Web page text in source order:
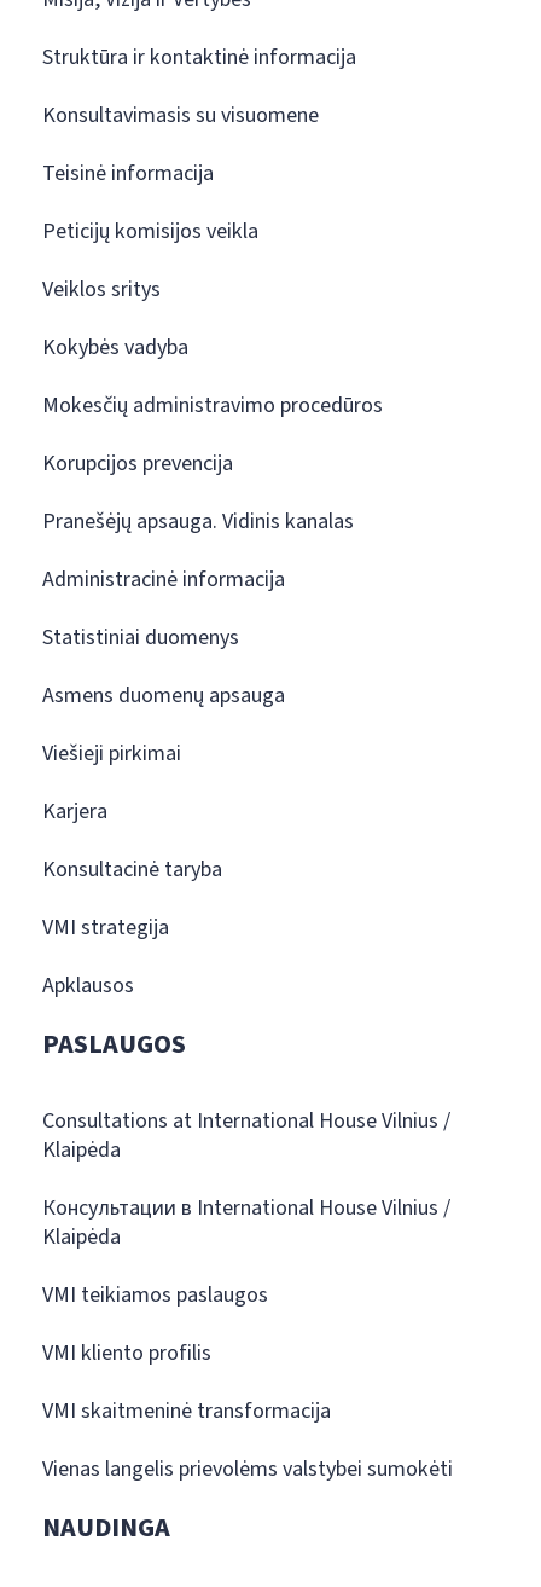
Struktūra ir kontaktinė informacija
Konsultavimasis su visuomene
Teisinė informacija
Peticijų komisijos veikla
Veiklos sritys
Kokybės vadyba
Mokesčių administravimo procedūros
Korupcijos prevencija
Pranešėjų apsauga. Vidinis kanalas
Administracinė informacija
Statistiniai duomenys
Asmens duomenų apsauga
Viešieji pirkimai
Karjera
Konsultacinė taryba
VMI strategija
Apklausos
PASLAUGOS
Consultations at International House Vilnius /
Klaipėda
Консультации в International House Vilnius /
Klaipėda
VMI teikiamos paslaugos
VMI kliento profilis
VMI skaitmeninė transformacija
Vienas langelis prievolėms valstybei sumokėti
NAUDINGA